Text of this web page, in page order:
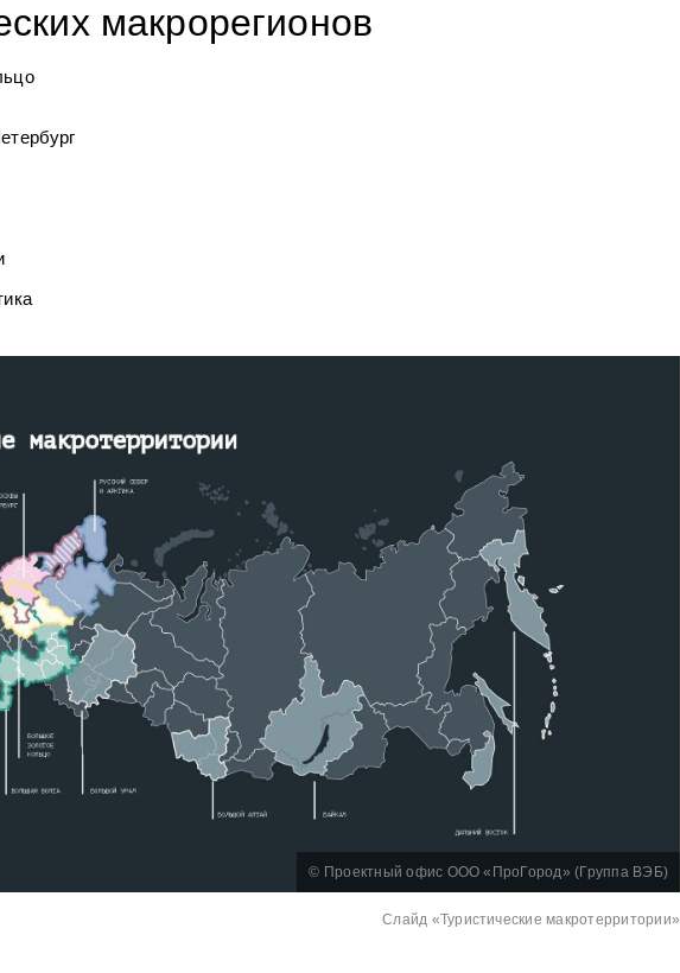
макрорегионов
© Проектный офис ООО «ПроГород» (Группа ВЭБ)
Слайд «Туристические макротерритории»